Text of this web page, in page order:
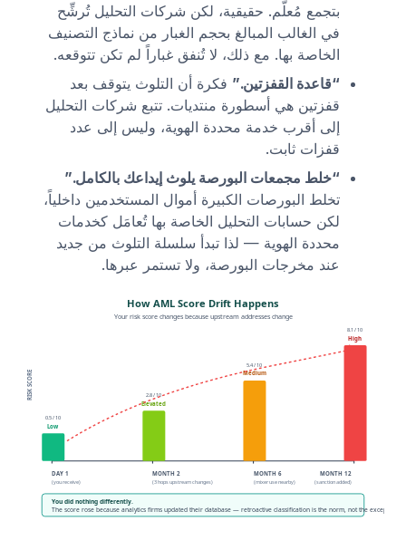
بتجمع مُعلَّم. حقيقية، لكن شركات التحليل تُرشِّح
في الغالب المبالغ بحجم الغبار من نماذج التصنيف
الخاصة بها. مع ذلك، لا تُنفق غباراً لم تكن تتوقعه.
“قاعدة القفزتين.” فكرة أن التلوث يتوقف بعد
قفزتين هي أسطورة منتديات. تتبع شركات التحليل
إلى أقرب خدمة محددة الهوية، وليس إلى عدد
قفزات ثابت.
“خلط مجمعات البورصة يلوث إيداعك بالكامل.”
تخلط البورصات الكبيرة أموال المستخدمين داخلياً،
لكن حسابات التحليل الخاصة بها تُعامَل كخدمات
محددة الهوية — لذا تبدأ سلسلة التلوث من جديد
عند مخرجات البورصة، ولا تستمر عبرها.